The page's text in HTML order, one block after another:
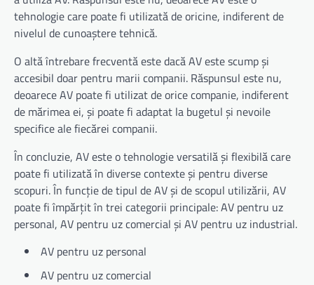
tehnologie care poate fi utilizată de oricine, indiferent de
nivelul de cunoaștere tehnică.
O altă întrebare frecventă este dacă AV este scump și
accesibil doar pentru marii companii. Răspunsul este nu,
deoarece AV poate fi utilizat de orice companie, indiferent
de mărimea ei, și poate fi adaptat la bugetul și nevoile
specifice ale fiecărei companii.
În concluzie, AV este o tehnologie versatilă și flexibilă care
poate fi utilizată în diverse contexte și pentru diverse
scopuri. În funcție de tipul de AV și de scopul utilizării, AV
poate fi împărțit în trei categorii principale: AV pentru uz
personal, AV pentru uz comercial și AV pentru uz industrial.
AV pentru uz personal
AV pentru uz comercial